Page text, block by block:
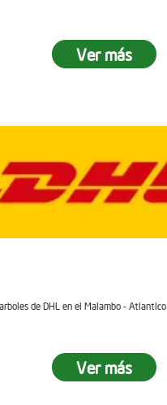
Ver más
de DHL en el Malambo - Atlantico
Ver más